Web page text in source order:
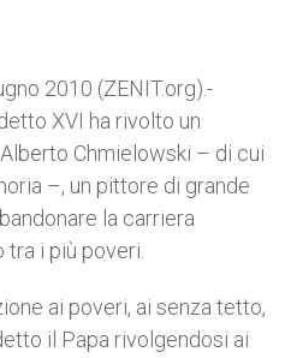
2010 (ZENIT.org).-
XVI ha rivolto un
Chmielowski – di cui
–, un pittore di grande
la carriera
i più poveri.
ai poveri, ai senza tetto,
il Papa rivolgendosi ai